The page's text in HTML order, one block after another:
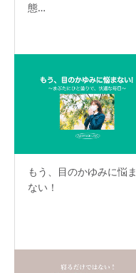
態…
もう、目のかゆみに悩ま
ない！